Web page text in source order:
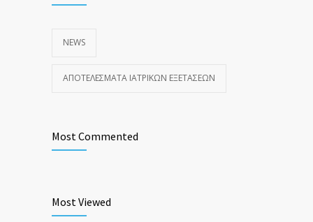
NEWS
ΑΠΟΤΕΛΈΣΜΑΤΑ ΙΑΤΡΙΚΏΝ ΕΞΕΤΆΣΕΩΝ
Most Commented
Most Viewed